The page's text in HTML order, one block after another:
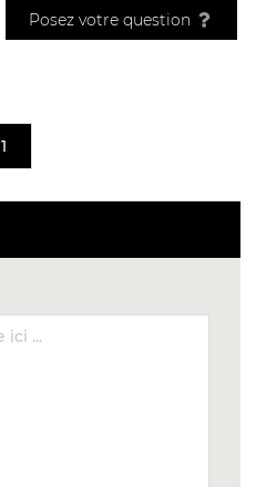
Posez votre question
1